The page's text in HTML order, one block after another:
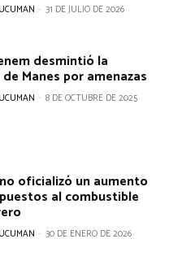
- 31 DE JULIO DE 2026
desmintió la
Manes por amenazas
- 8 DE OCTUBRE DE 2025
oficializó un aumento
al combustible
- 30 DE ENERO DE 2026